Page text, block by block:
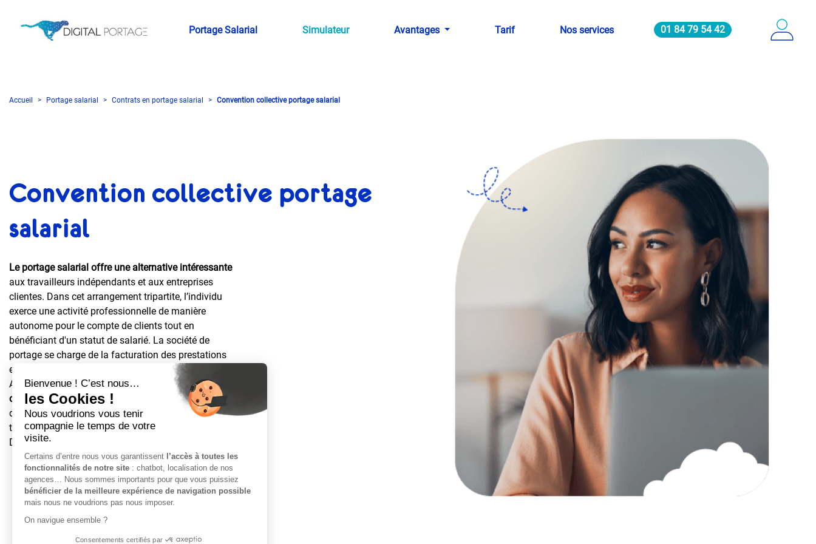
Portage Salarial Simulateur Avantages Tarif Nos services 01 84 79 54 42
Accueil Portage salarial Contrats en portage salarial Convention collective portage salarial
Convention collective portage
salarial
Le portage salarial offre une alternative intéressante
aux travailleurs indépendants et aux entreprises
clientes. Dans cet arrangement tripartite, l’individu
exerce une activité professionnelle de manière
autonome pour le compte de clients tout en
bénéficiant d'un statut de salarié. La société de
portage se charge de la facturation des prestations
effectuées aux clients et du versement du salaire.
Applicable depuis juillet 2017, la convention
collective portage salarial
(CCN) comporte les
dispositions adaptées à la situation atypique de ces
travailleurs. Quel est son rôle ? Quand l’utiliser ?
Découvrez l’essentiel sur cet outil de régulation.